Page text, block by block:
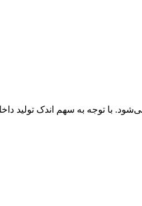
کنجاله سویا در کشور مصرف می‌شود. با